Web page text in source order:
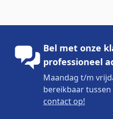
Bel met onze
professioneel
Maandag t/m
bereikbaar tussen
contact op!